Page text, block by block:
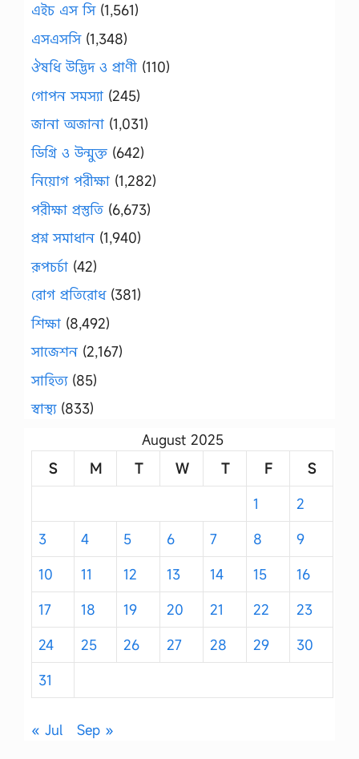
এইচ এস সি(1,561)
এসএসসি(1,348)
ঔষধি উদ্ভিদ ও প্রাণী (110)
গোপন সমস্যা (245)
জানা অজানা (1,031)
ডিগ্রি ও উন্মুক্ত (642)
নিয়োগ পরীক্ষা (1,282)
পরীক্ষা প্রস্তুতি (6,673)
প্রশ্ন সমাধান (1,940)
রূপচর্চা (42)
রোগ প্রতিরোধ(381)
শিক্ষা (8,492)
সাজেশন (2,167)
সাহিত্য(85)
স্বাস্থ্য(833)
August 2025
S
M T W T F
S
1
2
3
4 5 6 7 8
9
10
11 12 13 14 15
16
17
18 19 20 21 22
23
24
25 26 27 28 29
30
31
« Jul Sep »